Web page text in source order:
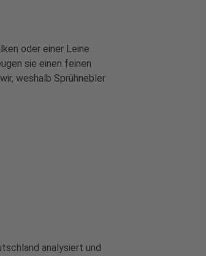
oder einer Leine
sie einen feinen
weshalb Sprühnebler
analysiert und